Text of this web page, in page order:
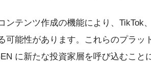
ンテンツ作成の機能により、TikTok
可能性があります。これらのプラッ
に新たな投資家層を呼び込むこと